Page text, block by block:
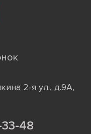
2-я ул., д.9А,
48